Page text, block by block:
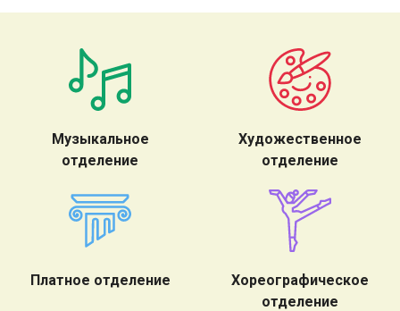
Музыкальное
отделение
Художественное
отделение
Платное отделение
Хореографическое
отделение